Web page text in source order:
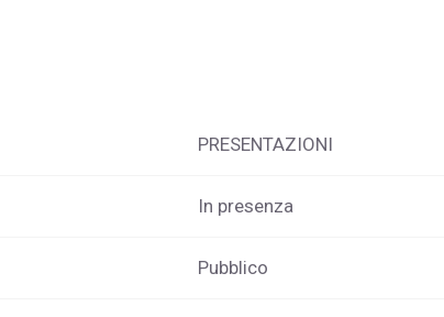
PRESENTAZIONI
In presenza
Pubblico